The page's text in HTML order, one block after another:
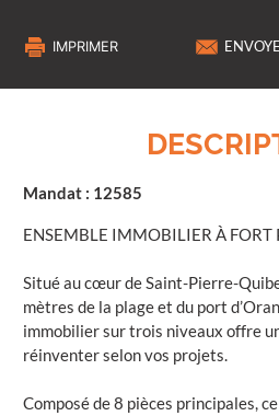
IMPRIMER
Mandat : 12585
ENSEMBLE IMMOBILIER À FORT
Situé au cœur de Saint-Pierre-
mètres de la plage et du port
immobilier sur trois niveaux offre
réinventer selon vos projets.
Composé de 8 pièces principales,